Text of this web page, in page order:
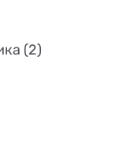
(2)